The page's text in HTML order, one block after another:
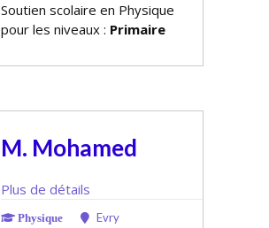
Soutien scolaire en Physique
pour les niveaux : Primaire
M. Mohamed
Plus de détails
Physique Evry